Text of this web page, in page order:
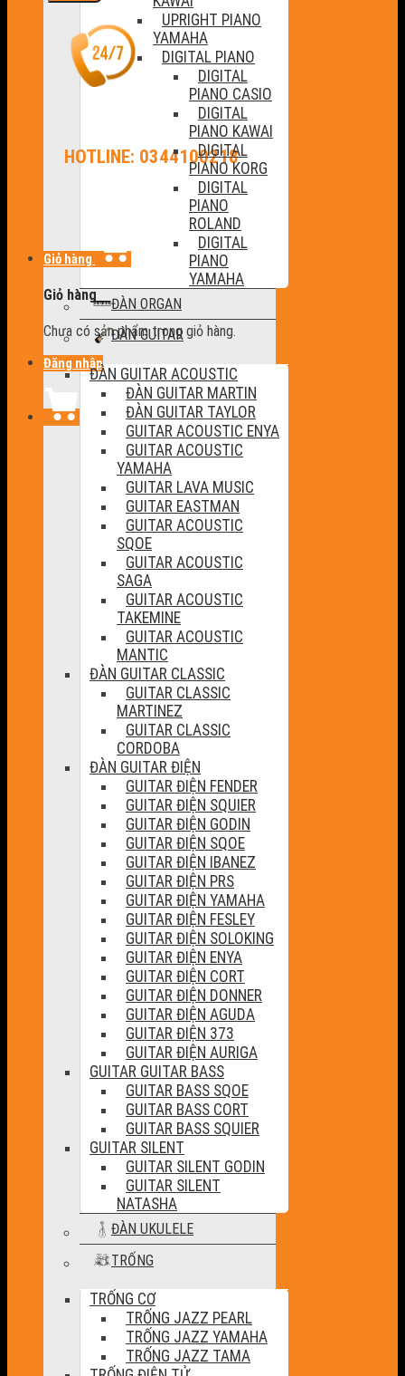
HOTLINE: 0344100218
Giỏ hàng
Giỏ hàng
Chưa có sản phẩm trong giỏ hàng.
Đăng nhập
UPRIGHT PIANO
YAMAHA
DIGITAL PIANO
DIGITAL
PIANO CASIO
DIGITAL
PIANO KAWAI
DIGITAL
PIANO KORG
DIGITAL
PIANO
ROLAND
DIGITAL
PIANO
YAMAHA
ĐÀN ORGAN
ĐÀN GUITAR
ĐÀN GUITAR ACOUSTIC
ĐÀN GUITAR MARTIN
ĐÀN GUITAR TAYLOR
GUITAR ACOUSTIC ENYA
GUITAR ACOUSTIC
YAMAHA
GUITAR LAVA MUSIC
GUITAR EASTMAN
GUITAR ACOUSTIC
SQOE
GUITAR ACOUSTIC
SAGA
GUITAR ACOUSTIC
TAKEMINE
GUITAR ACOUSTIC
MANTIC
ĐÀN GUITAR CLASSIC
GUITAR CLASSIC
MARTINEZ
GUITAR CLASSIC
CORDOBA
ĐÀN GUITAR ĐIỆN
GUITAR ĐIỆN FENDER
GUITAR ĐIỆN SQUIER
GUITAR ĐIỆN GODIN
GUITAR ĐIỆN SQOE
GUITAR ĐIỆN IBANEZ
GUITAR ĐIỆN PRS
GUITAR ĐIỆN YAMAHA
GUITAR ĐIỆN FESLEY
GUITAR ĐIỆN SOLOKING
GUITAR ĐIỆN ENYA
GUITAR ĐIỆN CORT
GUITAR ĐIỆN DONNER
GUITAR ĐIỆN AGUDA
GUITAR ĐIỆN 373
GUITAR ĐIỆN AURIGA
GUITAR GUITAR BASS
GUITAR BASS SQOE
GUITAR BASS CORT
GUITAR BASS SQUIER
GUITAR SILENT
GUITAR SILENT GODIN
GUITAR SILENT
NATASHA
ĐÀN UKULELE
TRỐNG
TRỐNG CƠ
TRỐNG JAZZ PEARL
TRỐNG JAZZ YAMAHA
TRỐNG JAZZ TAMA